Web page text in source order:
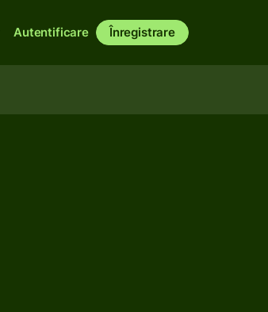
Autentificare Înregistrare